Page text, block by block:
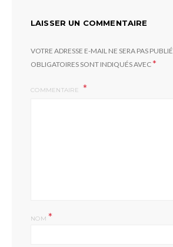
LAISSER UN COMMENTAIRE
VOTRE ADRESSE E-MAIL NE SERA PAS
OBLIGATOIRES SONT INDIQUÉS AVEC*
COMMENTAIRE
NOM *